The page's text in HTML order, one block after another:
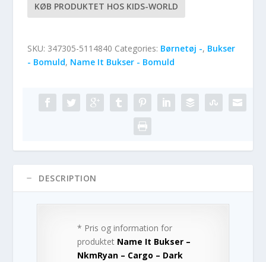
KØB PRODUKTET HOS KIDS-WORLD
SKU: 347305-5114840 Categories: Børnetøj -, Bukser
- Bomuld, Name It Bukser - Bomuld
DESCRIPTION
* Pris og information for
produktet Name It Bukser –
NkmRyan – Cargo – Dark